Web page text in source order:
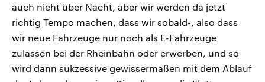
auch nicht über Nacht, aber wir werden da jetzt
richtig Tempo machen, dass wir sobald-, also dass
wir neue Fahrzeuge nur noch als E-Fahrzeuge
zulassen bei der Rheinbahn oder erwerben, und so
wird dann sukzessive gewissermaßen mit dem Ablauf